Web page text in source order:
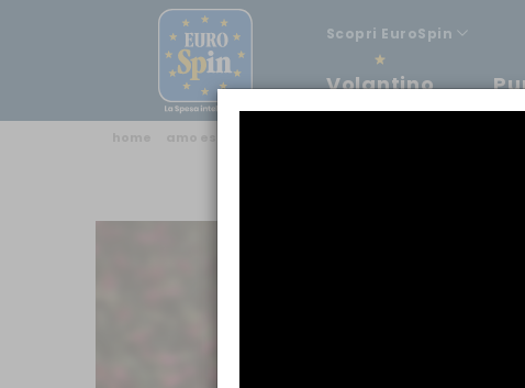
Scopri EuroSpin
Volantino